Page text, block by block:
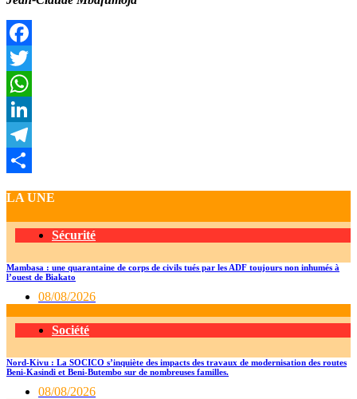
Facebook
Twitter
WhatsApp
LinkedIn
Telegram
LA UNE
Sécurité
Mambasa : une quarantaine de corps de civils tués par les ADF toujours non inhumés à
l’ouest de Biakato
08/08/2026
Société
Nord-Kivu : La SOCICO s’inquiète des impacts des travaux de modernisation des routes
Beni-Kasindi et Beni-Butembo sur de nombreuses familles.
08/08/2026